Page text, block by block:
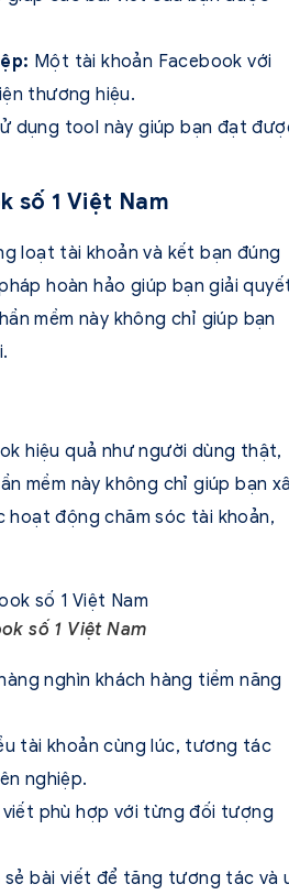
Một tài khoản Facebook với
thương hiệu.
dụng tool này giúp bạn đạt
số 1 Việt Nam
loạt tài khoản và kết bạn đúng
hoàn hảo giúp bạn giải
mềm này không chỉ giúp bạn
hiệu quả như người dùng thật,
mềm này không chỉ giúp bạn
hoạt động chăm sóc tài khoản,
số 1 Việt Nam
nghìn khách hàng tiềm năng
tài khoản cùng lúc, tương tác
nghiệp.
viết phù hợp với từng đối tượng
sẻ bài viết để tăng tương tác và